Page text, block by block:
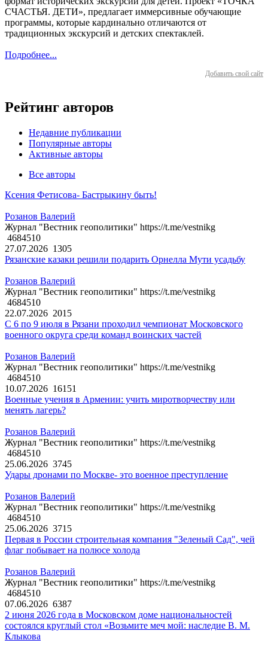
СЧАСТЬЯ. ДЕТИ», предлагает иммерсивные обучающие
программы, которые кардинально отличаются от
традиционных экскурсий и детских спектаклей.
Подробнее...
Добавить свой сайт
Рейтинг авторов
Недавние публикации
Популярные авторы
Активные авторы
Все авторы
Ксения Фетисова- Бастрыкину быть!
Розанов Валерий
Журнал "Вестник геополитики" https://t.me/vestnikg
4684510
27.07.2026 1305
Рязанские казаки решили подарить Орнелла Мути усадьбу
Розанов Валерий
Журнал "Вестник геополитики" https://t.me/vestnikg
4684510
22.07.2026 2015
С 6 по 9 июля в Рязани проходил чемпионат Московского
военного округа среди команд воинских частей
Розанов Валерий
Журнал "Вестник геополитики" https://t.me/vestnikg
4684510
10.07.2026 16151
Военные учения в Армении: учить миротворчеству или
менять лагерь?
Розанов Валерий
Журнал "Вестник геополитики" https://t.me/vestnikg
4684510
25.06.2026 3745
Удары дронами по Москве- это военное преступление
Розанов Валерий
Журнал "Вестник геополитики" https://t.me/vestnikg
4684510
25.06.2026 3715
Первая в России строительная компания "Зеленый Сад", чей
флаг побывает на полюсе холода
Розанов Валерий
Журнал "Вестник геополитики" https://t.me/vestnikg
4684510
07.06.2026 6387
2 июня 2026 года в Московском доме национальностей
состоялся круглый стол «Возьмите меч мой: наследие В. М.
Клыкова